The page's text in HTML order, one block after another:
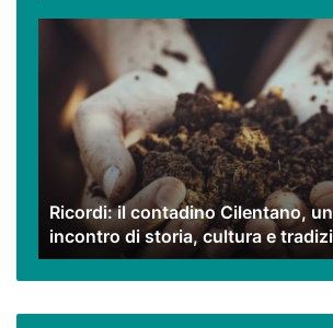
Cilentano,
sapiente
incontro
storia,
cultura
e
tradizioni
Ricordi: il contadino Cilentano,
incontro di storia, cultura e